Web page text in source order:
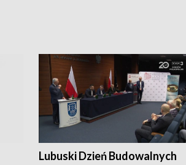
Lubuski Dzień Budowalnych